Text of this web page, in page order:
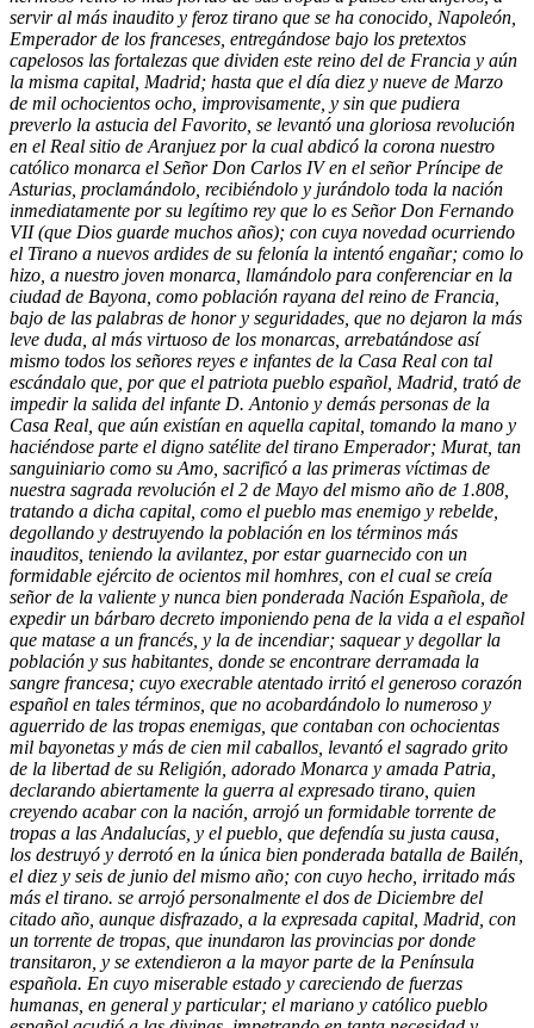
servir al más inaudito y feroz tirano que se ha conocido, Napoleón,
Emperador de los franceses, entregándose bajo los pretextos
capelosos las fortalezas que dividen este reino del de Francia y aún
la misma capital, Madrid; hasta que el día diez y nueve de Marzo
de mil ochocientos ocho, improvisamente, y sin que pudiera
preverlo la astucia del Favorito, se levantó una gloriosa revolución
en el Real sitio de Aranjuez por la cual abdicó la corona nuestro
católico monarca el Señor Don Carlos IV en el señor Príncipe de
Asturias, proclamándolo, recibiéndolo y jurándolo toda la nación
inmediatamente por su legítimo rey que lo es Señor Don Fernando
VII (que Dios guarde muchos años); con cuya novedad ocurriendo
el Tirano a nuevos ardides de su felonía la intentó engañar; como lo
hizo, a nuestro joven monarca, llamándolo para conferenciar en la
ciudad de Bayona, como población rayana del reino de Francia,
bajo de las palabras de honor y seguridades, que no dejaron la más
leve duda, al más virtuoso de los monarcas, arrebatándose así
mismo todos los señores reyes e infantes de la Casa Real con tal
escándalo que, por que el patriota pueblo español, Madrid, trató de
impedir la salida del infante D. Antonio y demás personas de la
Casa Real, que aún existían en aquella capital, tomando la mano y
haciéndose parte el digno satélite del tirano Emperador; Murat, tan
sanguiniario como su Amo, sacrificó a las primeras víctimas de
nuestra sagrada revolución el 2 de Mayo del mismo año de 1.808,
tratando a dicha capital, como el pueblo mas enemigo y rebelde,
degollando y destruyendo la población en los términos más
inauditos, teniendo la avilantez, por estar guarnecido con un
formidable ejército de ocientos mil homhres, con el cual se creía
señor de la valiente y nunca bien ponderada Nación Española, de
expedir un bárbaro decreto imponiendo pena de la vida a el español
que matase a un francés, y la de incendiar; saquear y degollar la
población y sus habitantes, donde se encontrare derramada la
sangre francesa; cuyo execrable atentado irritó el generoso corazón
español en tales términos, que no acobardándolo lo numeroso y
aguerrido de las tropas enemigas, que contaban con ochocientas
mil bayonetas y más de cien mil caballos, levantó el sagrado grito
de la libertad de su Religión, adorado Monarca y amada Patria,
declarando abiertamente la guerra al expresado tirano, quien
creyendo acabar con la nación, arrojó un formidable torrente de
tropas a las Andalucías, y el pueblo, que defendía su justa causa,
los destruyó y derrotó en la única bien ponderada batalla de Bailén,
el diez y seis de junio del mismo año; con cuyo hecho, irritado más
más el tirano. se arrojó personalmente el dos de Diciembre del
citado año, aunque disfrazado, a la expresada capital, Madrid, con
un torrente de tropas, que inundaron las provincias por donde
transitaron, y se extendieron a la mayor parte de la Península
española. En cuyo miserable estado y careciendo de fuerzas
humanas, en general y particular; el mariano y católico pueblo